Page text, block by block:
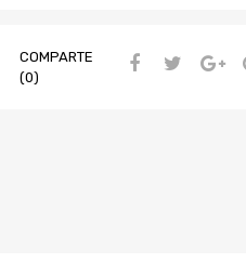
COMPARTE
(0)